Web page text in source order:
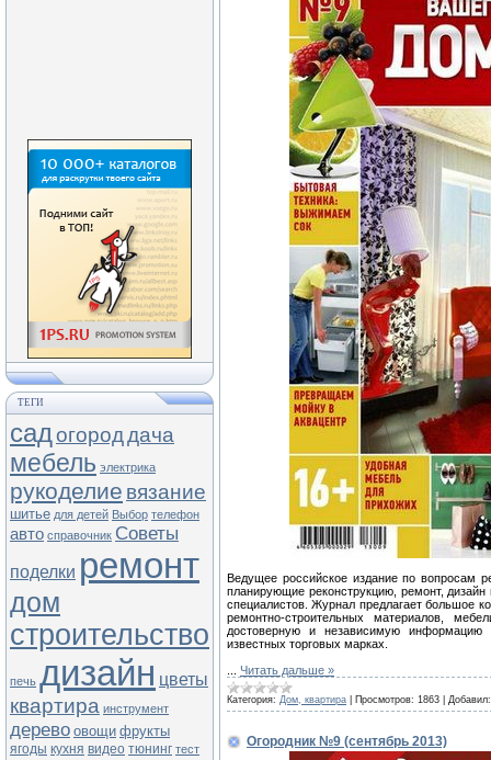
ТЕГИ
садогороддача
мебель электрика
рукоделие вязание
шитье для детей Выбор телефон
авто справочник Советы
поделки ремонт
дом
строительство
печь дизайн цветы
квартира инструмент
дерево овощи фрукты
ягоды кухня видео тюнинг тест
Ведущее российское издание по вопросам
планирующие реконструкцию, ремонт,
специалистов. Журнал предлагает большое
ремонтно-строительных материалов,
достоверную и независимую
известных торговых марках.
Читать дальше »
Категория: Дом, квартира Просмотров: 1863 Добавил:
Огородник №9 (сентябрь 2013)